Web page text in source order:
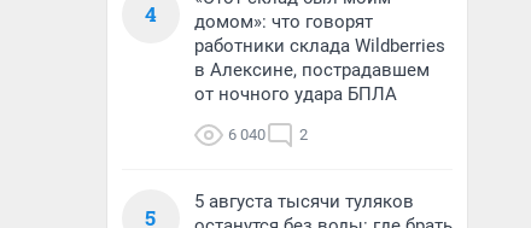
4
домом»: что говорят
работники склада Wildberries
в Алексине, пострадавшем
от ночного удара БПЛА
6 040 2
5
5 августа тысячи туляков